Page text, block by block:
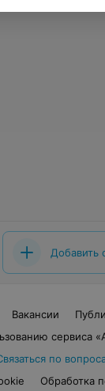
Добавить
Вакансии
сервиса
по
Обработка